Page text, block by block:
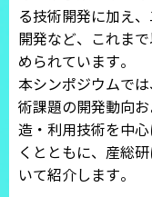
る技術開発に加え
開発など、これま
められています。
本シンポジウムで
術課題の開発動向
造・利用技術を中
くとともに、産総
いて紹介します。